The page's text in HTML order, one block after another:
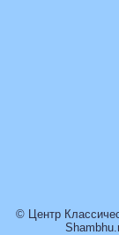
© Центр